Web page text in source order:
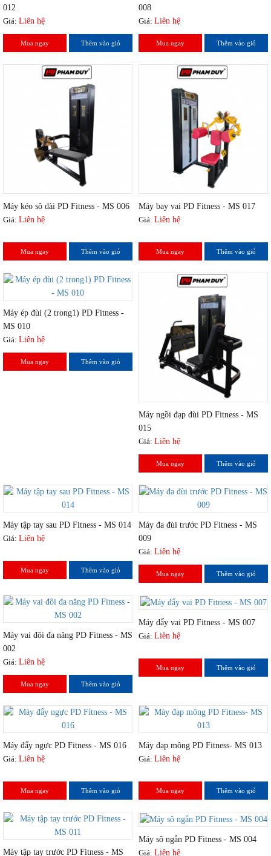
012
Giá: Liên hệ
Mua ngay Thêm vào giỏ
008
Giá: Liên hệ
Mua ngay Thêm vào giỏ
Máy kéo sô dài PD Fitness - MS 006
Giá: Liên hệ
Mua ngay Thêm vào giỏ
Máy bay vai PD Fitness - MS 017
Giá: Liên hệ
Mua ngay Thêm vào giỏ
Máy ép đùi (2 trong1) PD Fitness -
MS 010
Giá: Liên hệ
Mua ngay Thêm vào giỏ
Máy ngồi đạp đùi PD Fitness - MS
015
Giá: Liên hệ
Mua ngay Thêm vào giỏ
Máy tập tay sau PD Fitness - MS 014
Giá: Liên hệ
Mua ngay Thêm vào giỏ
Máy đa đùi trước PD Fitness - MS
009
Giá: Liên hệ
Mua ngay Thêm vào giỏ
Máy vai đôi đa năng PD Fitness - MS
002
Giá: Liên hệ
Mua ngay Thêm vào giỏ
Máy đẩy vai PD Fitness - MS 007
Giá: Liên hệ
Mua ngay Thêm vào giỏ
Máy đẩy ngực PD Fitness - MS 016
Giá: Liên hệ
Mua ngay Thêm vào giỏ
Máy đạp mông PD Fitness- MS 013
Giá: Liên hệ
Mua ngay Thêm vào giỏ
Máy tập tay trước PD Fitness - MS
Máy sô ngắn PD Fitness - MS 004
Giá: Liên hệ